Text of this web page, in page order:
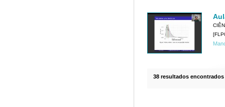
38 resultados encontrados